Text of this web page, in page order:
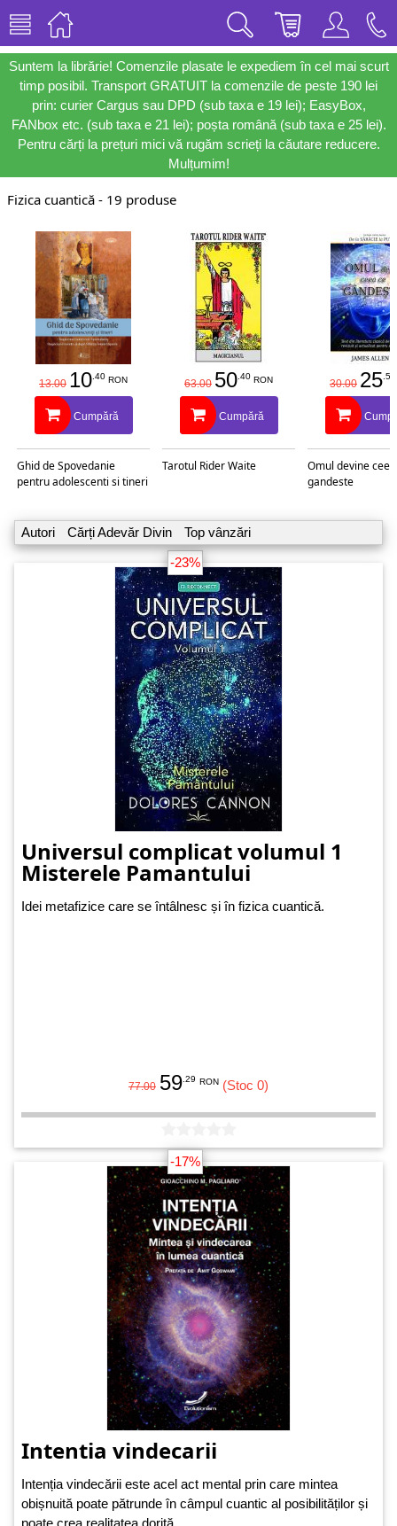
Suntem la librărie! Comenzile plasate le expediem în cel mai scurt
timp posibil. Transport GRATUIT la comenzile de peste 190 lei
prin: curier Cargus sau DPD (sub taxa e 19 lei); EasyBox,
FANbox etc. (sub taxa e 21 lei); poșta română (sub taxa e 25 lei).
Pentru cărți la prețuri mici vă rugăm scrieți la căutare reducere.
Mulțumim!
Fizica cuantică - 19 produse
13.00 10 .40 RON
Cumpără
Ghid de Spovedanie
pentru adolescenti si tineri
63.00 50 .40 RON
Cumpără
Tarotul Rider Waite
30.00 25 .50
Omul devine
gandeste
Autori Cărți Adevăr Divin
Top vânzări
-23%
Universul complicat volumul 1
Misterele Pamantului
Idei metafizice care se întâlnesc și în fizica cuantică.
77.00 59 .29 RON (Stoc 0)
-17%
Intentia vindecarii
Intenția vindecării este acel act mental prin care mintea
obișnuită poate pătrunde în câmpul cuantic al posibilităților și
poate crea realitatea dorită.